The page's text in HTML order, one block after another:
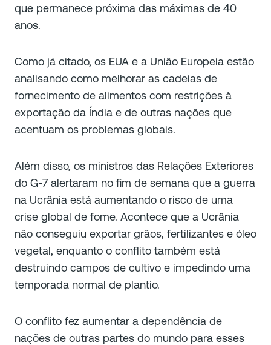
que permanece próxima das máximas de 40
anos.
Como já citado, os EUA e a União Europeia estão
analisando como melhorar as cadeias de
fornecimento de alimentos com restrições à
exportação da Índia e de outras nações que
acentuam os problemas globais.
Além disso, os ministros das Relações Exteriores
do G-7 alertaram no fim de semana que a guerra
na Ucrânia está aumentando o risco de uma
crise global de fome. Acontece que a Ucrânia
não conseguiu exportar grãos, fertilizantes e óleo
vegetal, enquanto o conflito também está
destruindo campos de cultivo e impedindo uma
temporada normal de plantio.
O conflito fez aumentar a dependência de
nações de outras partes do mundo para esses